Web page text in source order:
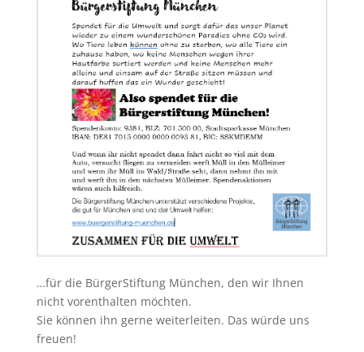
…für die BürgerStiftung München, den wir Ihnen
nicht vorenthalten möchten.
Sie können ihn gerne weiterleiten. Das würde uns
freuen!